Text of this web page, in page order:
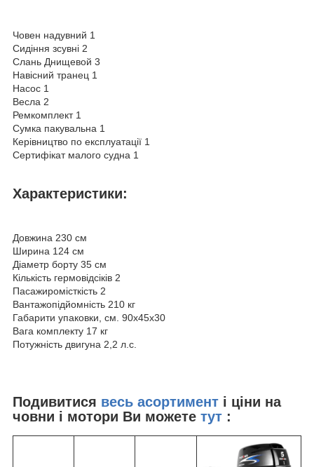
Човен надувний 1
Сидіння зсувні 2
Слань Днищевой 3
Навісний транец 1
Насос 1
Весла 2
Ремкомплект 1
Сумка пакувальна 1
Керівництво по експлуатації 1
Сертифікат малого судна 1
Характеристики:
Довжина 230 см
Ширина 124 см
Діаметр борту 35 см
Кількість гермовідсіків 2
Пасажиромісткість 2
Вантажопідйомність 210 кг
Габарити упаковки, см. 90x45x30
Вага комплекту 17 кг
Потужність двигуна 2,2 л.с.
Подивитися весь асортимент і ціни на
човни і мотори Ви можете тут :